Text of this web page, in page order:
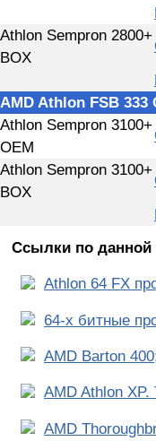
Athlon Sempron 2800+
BOX
AMD Athlon FSB 333
Athlon Sempron 3100+
OEM
Athlon Sempron 3100+
BOX
Ссылки по данной
Athlon 64 FX
64-x битные
AMD Barton
AMD Athlon
AMD